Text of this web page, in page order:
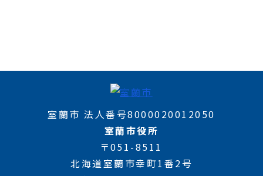
室蘭市 法人番号8000020012050
室蘭市役所
〒051-8511
北海道室蘭市幸町1番2号